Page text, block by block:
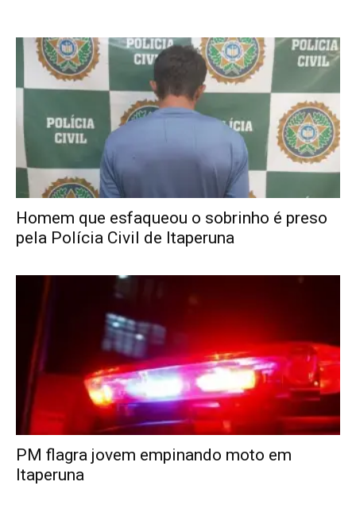
Homem que esfaqueou o sobrinho é preso
pela Polícia Civil de Itaperuna
PM flagra jovem empinando moto em
Itaperuna